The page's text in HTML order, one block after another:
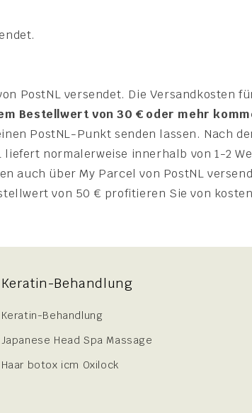
PostNL versendet. Die Versandkosten
Bestellwert von 30 € oder mehr
PostNL-Punkt senden lassen. Nach
normalerweise innerhalb von 1-2
auch über My Parcel von PostNL
von 50 € profitieren Sie von
Keratin-Behandlung
Keratin-Behandlung
Japanese Head Spa Massage
Haar botox icm Oxilock